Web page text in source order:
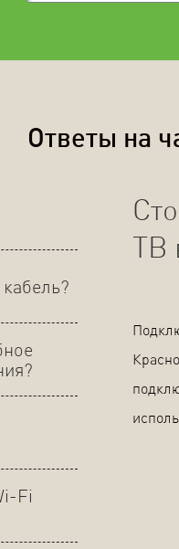
Ответы на
Fi
ТВ